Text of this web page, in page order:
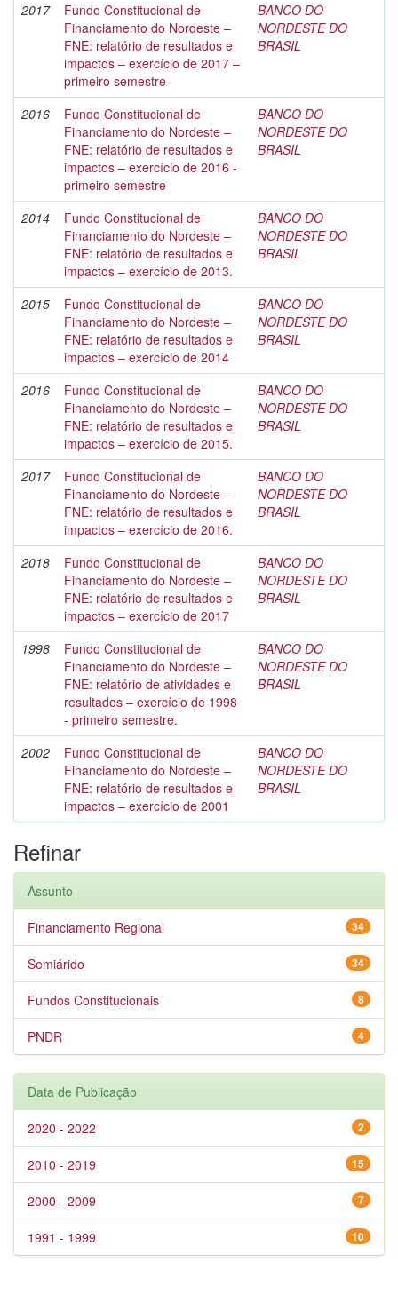
2017
Fundo Constitucional de
Financiamento do Nordeste –
FNE: relatório de resultados e
impactos – exercício de 2017 –
primeiro semestre
BANCO DO
NORDESTE DO
BRASIL
2016
Fundo Constitucional de
Financiamento do Nordeste –
FNE: relatório de resultados e
impactos – exercício de 2016 -
primeiro semestre
BANCO DO
NORDESTE DO
BRASIL
2014
Fundo Constitucional de
Financiamento do Nordeste –
FNE: relatório de resultados e
impactos – exercício de 2013.
BANCO DO
NORDESTE DO
BRASIL
2015
Fundo Constitucional de
Financiamento do Nordeste –
FNE: relatório de resultados e
impactos – exercício de 2014
BANCO DO
NORDESTE DO
BRASIL
2016
Fundo Constitucional de
Financiamento do Nordeste –
FNE: relatório de resultados e
impactos – exercício de 2015.
BANCO DO
NORDESTE DO
BRASIL
2017
Fundo Constitucional de
Financiamento do Nordeste –
FNE: relatório de resultados e
impactos – exercício de 2016.
BANCO DO
NORDESTE DO
BRASIL
2018
Fundo Constitucional de
Financiamento do Nordeste –
FNE: relatório de resultados e
impactos – exercício de 2017
BANCO DO
NORDESTE DO
BRASIL
1998
Fundo Constitucional de
Financiamento do Nordeste –
FNE: relatório de atividades e
resultados – exercício de 1998
- primeiro semestre.
BANCO DO
NORDESTE DO
BRASIL
2002
Fundo Constitucional de
Financiamento do Nordeste –
FNE: relatório de resultados e
impactos – exercício de 2001
BANCO DO
NORDESTE DO
BRASIL
Refinar
Assunto
34
Financiamento Regional
34
Semiárido
8
Fundos Constitucionais
4
PNDR
Data de Publicação
2
2020 - 2022
15
2010 - 2019
7
2000 - 2009
10
1991 - 1999